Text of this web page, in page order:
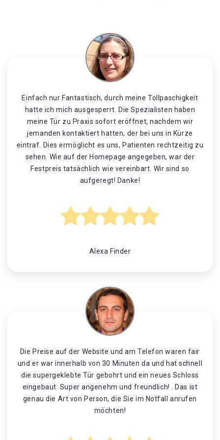
Einfach nur Fantastisch, durch meine Tollpaschigkeit
hatte ich mich ausgesperrt. Die Spezialisten haben
meine Tür zu Praxis sofort eröffnet, nachdem wir
jemanden kontaktiert hatten, der bei uns in Kürze
eintraf. Dies ermöglicht es uns, Patienten rechtzeitig zu
sehen. Wie auf der Homepage angegeben, war der
Festpreis tatsächlich wie vereinbart. Wir sind so
aufgeregt! Danke!
Alexa Finder
Die Preise auf der Website und am Telefon waren fair
und er war innerhalb von 30 Minuten da und hat schnell
die supergeklebte Tür gebohrt und ein neues Schloss
eingebaut. Super angenehm und freundlich! . Das ist
genau die Art von Person, die Sie im Notfall anrufen
möchten!